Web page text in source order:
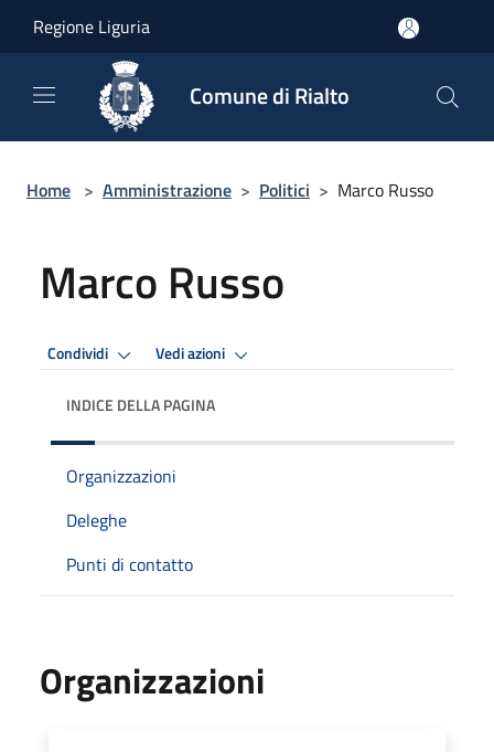
Regione Liguria
Comune di Rialto
Home > Amministrazione > Politici > Marco Russo
Marco Russo
Condividi Vedi azioni
INDICE DELLA PAGINA
Organizzazioni
Deleghe
Punti di contatto
Organizzazioni